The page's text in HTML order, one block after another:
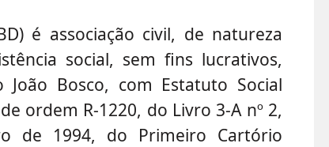
é associação civil, de natureza
social, sem fins lucrativos,
Bosco, com Estatuto Social
ordem R-1220, do Livro 3-A nº 2,
de 1994, do Primeiro Cartório